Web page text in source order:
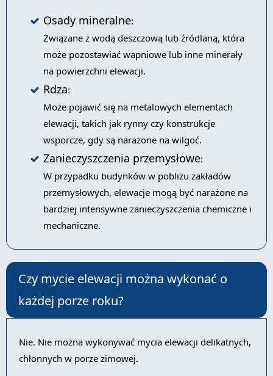
Osady mineralne:
Związane z wodą deszczową lub źródlaną, która
może pozostawiać wapniowe lub inne minerały
na powierzchni elewacji.
Rdza:
Może pojawić się na metalowych elementach
elewacji, takich jak rynny czy konstrukcje
wsporcze, gdy są narażone na wilgoć.
Zanieczyszczenia przemysłowe:
W przypadku budynków w pobliżu zakładów
przemysłowych, elewacje mogą być narażone na
bardziej intensywne zanieczyszczenia chemiczne i
mechaniczne.
Czy mycie elewacji można wykonać o
każdej porze roku?
Nie. Nie można wykonywać mycia elewacji delikatnych,
chłonnych w porze zimowej.